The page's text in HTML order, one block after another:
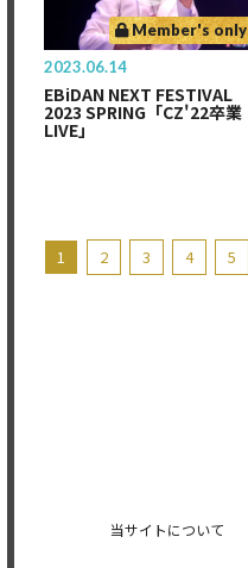
Member's only
2023.06.14
EBiDAN NEXT FESTIVAL
2023 SPRING「CZ'22卒業
LIVE」
1 2 3 4 5
当サイトについて